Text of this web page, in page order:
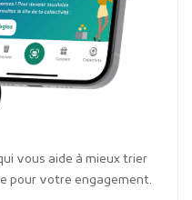
vous aide à mieux trier
pour votre engagement.